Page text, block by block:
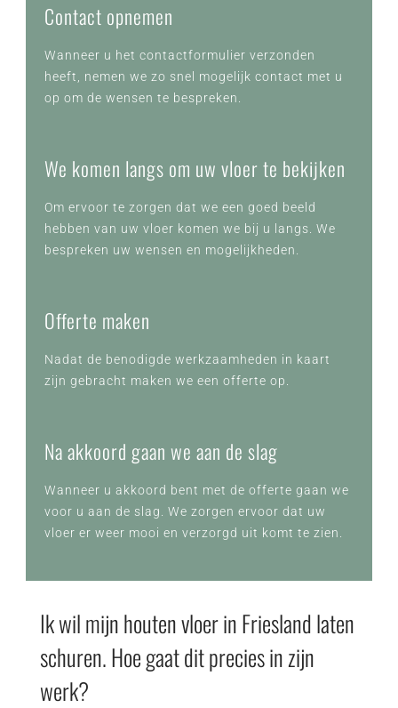
Contact opnemen
Wanneer u het contactformulier verzonden
heeft, nemen we zo snel mogelijk contact met u
op om de wensen te bespreken.
We komen langs om uw vloer te bekijken
Om ervoor te zorgen dat we een goed beeld
hebben van uw vloer komen we bij u langs. We
bespreken uw wensen en mogelijkheden.
Offerte maken
Nadat de benodigde werkzaamheden in kaart
zijn gebracht maken we een offerte op.
Na akkoord gaan we aan de slag
Wanneer u akkoord bent met de offerte gaan we
voor u aan de slag. We zorgen ervoor dat uw
vloer er weer mooi en verzorgd uit komt te zien.
Ik wil mijn houten vloer in Friesland laten
schuren. Hoe gaat dit precies in zijn
werk?